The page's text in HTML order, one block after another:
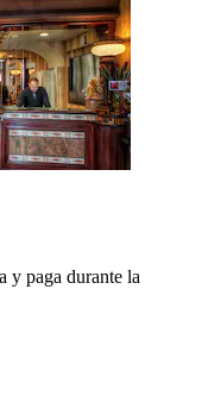
y paga durante la